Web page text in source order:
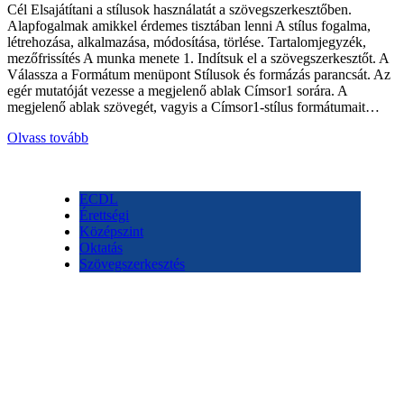
Cél Elsajátítani a stílusok használatát a szövegszerkesztőben.
Alapfogalmak amikkel érdemes tisztában lenni A stílus fogalma,
létrehozása, alkalmazása, módosítása, törlése. Tartalomjegyzék,
mezőfrissítés A munka menete 1. Indítsuk el a szövegszerkesztőt. A
Válassza a Formátum menüpont Stílusok és formázás parancsát. Az
egér mutatóját vezesse a megjelenő ablak Címsor1 sorára. A
megjelenő ablak szövegét, vagyis a Címsor1-stílus formátumait…
Olvass tovább
ECDL
Érettségi
Középszint
Oktatás
Szövegszerkesztés